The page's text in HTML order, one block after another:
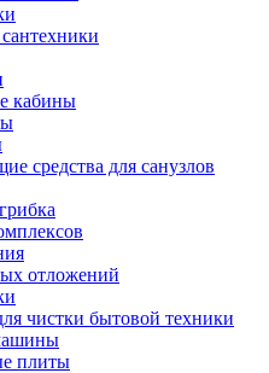
кабины
средства для санузлов
отложений
чистки бытовой техники
плиты